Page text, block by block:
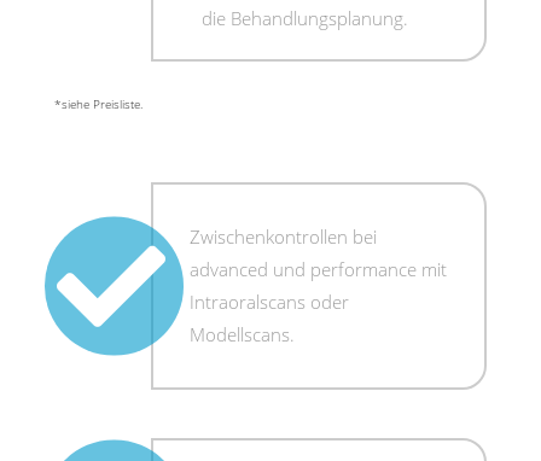
die Behandlungsplanung.
*siehe Preisliste.
Zwischenkontrollen bei
advanced und performance mit
Intraoralscans oder
Modellscans.